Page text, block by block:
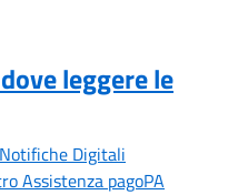
leggere le
Digitali
Assistenza pagoPA